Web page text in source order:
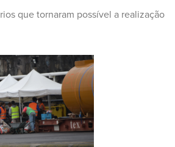
que tornaram possível a realização